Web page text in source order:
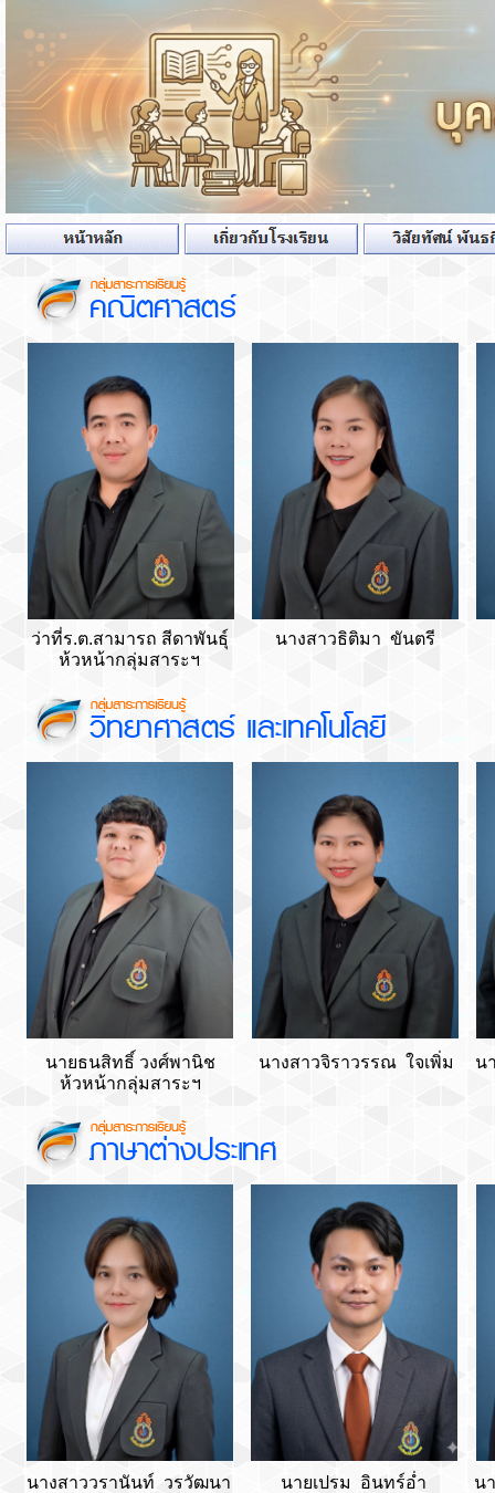
ว่าที่ร.ต.สามารถ สีดาพันธุ์
ห้วหน้ากลุ่มสาระฯ
นางสาวธิติมา ขันตรี
นายธนสิทธิ์ วงศ์พานิช
ห้วหน้ากลุ่มสาระฯ
นางสาวจิราวรรณ ใจเพิ่ม น
นางสาววรานันท์ วรวัฒนา
นายเปรม อินทร์อ่ำ น